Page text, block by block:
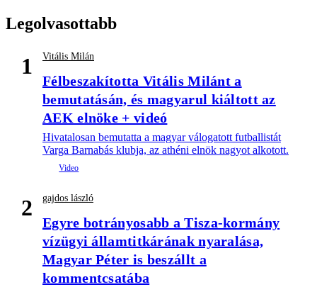
Legolvasottabb
1 Vitális Milán
Félbeszakította Vitális Milánt a
bemutatásán, és magyarul kiáltott az
AEK elnöke + videó
Hivatalosan bemutatta a magyar válogatott futballistát
Varga Barnabás klubja, az athéni elnök nagyot alkotott.
2 gajdos lászló
Egyre botrányosabb a Tisza-kormány
vízügyi államtitkárának nyaralása,
Magyar Péter is beszállt a
kommentcsatába